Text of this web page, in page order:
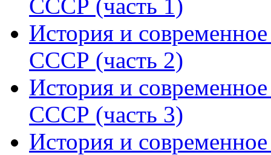
СССР (часть 1)
История и современное
СССР (часть 2)
История и современное
СССР (часть 3)
История и современное